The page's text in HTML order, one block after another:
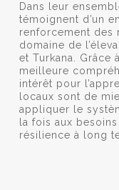
Dans leur
témoignent d’un
renforcement des
domaine de
et Turkana. Grâce
meilleure
intérêt pour
locaux sont de
appliquer le
la fois aux
résilience à long